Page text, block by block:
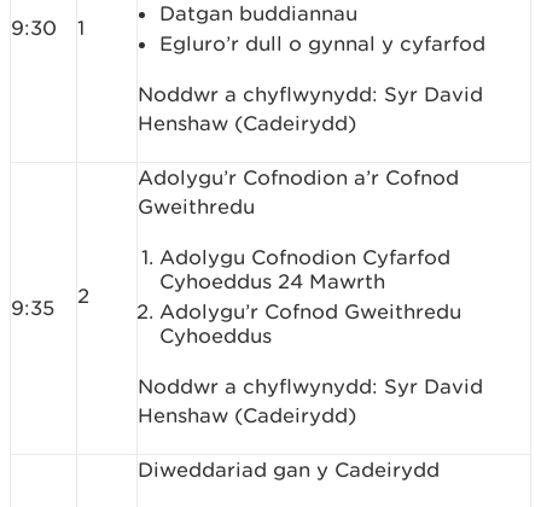
9:30 1
Datgan buddiannau
Egluro’r dull o gynnal y cyfarfod
Noddwr a chyflwynydd: Syr David
Henshaw (Cadeirydd)
9:35 2
Adolygu’r Cofnodion a’r Cofnod
Gweithredu
Adolygu Cofnodion Cyfarfod
Cyhoeddus 24 Mawrth
Adolygu’r Cofnod Gweithredu
Cyhoeddus
Noddwr a chyflwynydd: Syr David
Henshaw (Cadeirydd)
Diweddariad gan y Cadeirydd